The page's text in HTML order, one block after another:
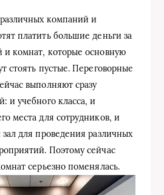
компаний и
платить большие деньги за
комнат, которые основную
стоять пустые. Переговорные
выполняют сразу
и учебного класса, и
места для сотрудников, и
для проведения различных
Поэтому сейчас
серьезно поменялась.